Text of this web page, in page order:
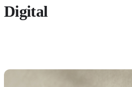
Digital